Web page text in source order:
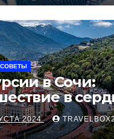
в Сочи:
в
2024